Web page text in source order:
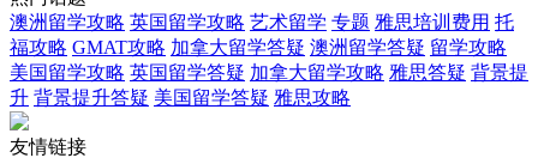
澳洲留学攻略 英国留学攻略 艺术留学 专题 雅思培训费用 托
福攻略 GMAT攻略 加拿大留学答疑 澳洲留学答疑 留学攻略
美国留学攻略 英国留学答疑 加拿大留学攻略 雅思答疑 背景提
升 背景提升答疑 美国留学答疑 雅思攻略
友情链接